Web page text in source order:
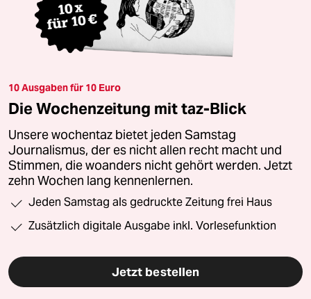
10 Ausgaben für 10 Euro
Die Wochenzeitung mit taz-Blick
Unsere wochentaz bietet jeden Samstag
Journalismus, der es nicht allen recht macht und
Stimmen, die woanders nicht gehört werden. Jetzt
zehn Wochen lang kennenlernen.
Jeden Samstag als gedruckte Zeitung frei Haus
Zusätzlich digitale Ausgabe inkl. Vorlesefunktion
Jetzt bestellen